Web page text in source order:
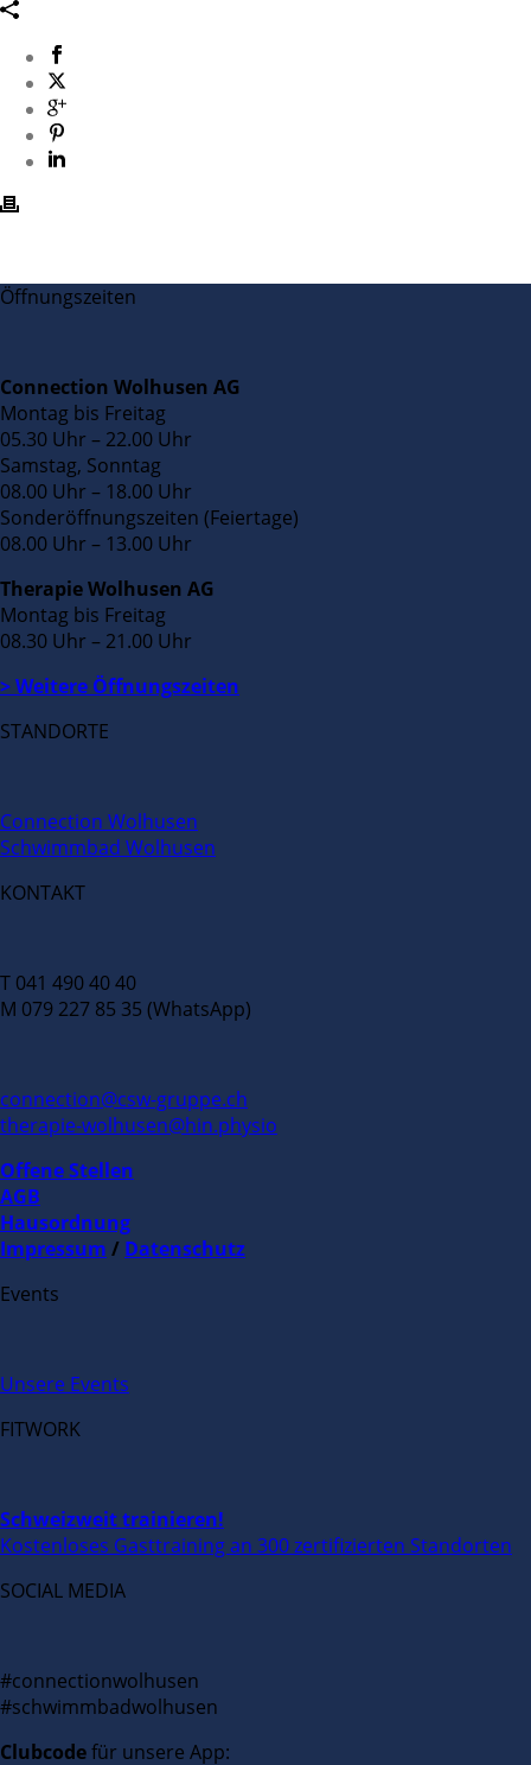
Öffnungszeiten
Connection Wolhusen AG
Montag bis Freitag
05.30 Uhr – 22.00 Uhr
Samstag, Sonntag
08.00 Uhr – 18.00 Uhr
Sonderöffnungszeiten (Feiertage)
08.00 Uhr – 13.00 Uhr
Therapie Wolhusen AG
Montag bis Freitag
08.30 Uhr – 21.00 Uhr
> Weitere Öffnungszeiten
STANDORTE
Connection Wolhusen
Schwimmbad Wolhusen
KONTAKT
T 041 490 40 40
M 079 227 85 35 (WhatsApp)
connection@csw-gruppe.ch
therapie-wolhusen@hin.physio
Offene Stellen
AGB
Hausordnung
Impressum / Datenschutz
Events
Unsere Events
FITWORK
Schweizweit trainieren!
Kostenloses Gasttraining an 300 zertifizierten Standorten
SOCIAL MEDIA
#connectionwolhusen
#schwimmbadwolhusen
Clubcodefür unsere App: